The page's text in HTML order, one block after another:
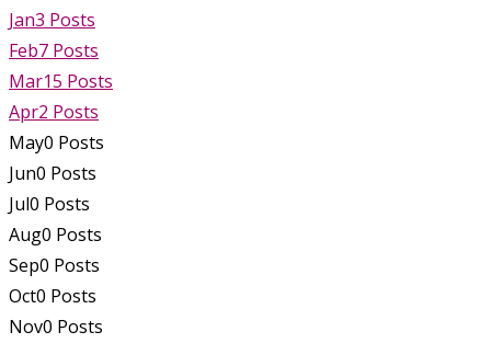
Jan3 Posts
Feb7 Posts
Mar15 Posts
Apr2 Posts
May0 Posts
Jun0 Posts
Jul0 Posts
Aug0 Posts
Sep0 Posts
Oct0 Posts
Nov0 Posts